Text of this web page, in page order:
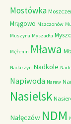
Mostówka
Mrągowo Mszczonów
Muszyna Myszadła
Mężenin Mława
Nadarzyn Nadkole
Napiwoda Narew
Nasielsk
Nałęczów NDM